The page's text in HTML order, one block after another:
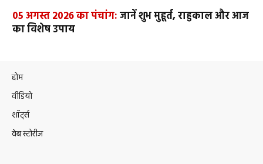
05 अगस्त 2026 का पंचांग:जानें शुभ मुहूर्त, राहुकाल और आज
का विशेष उपाय
होम
वीडियो
शॉर्ट्स
वेब स्टोरीज